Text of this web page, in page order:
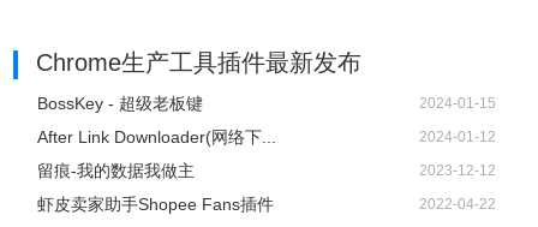
Chrome生产工具插件最新发布
BossKey - 超级老板键 2024-01-15
After Link Downloader(网络下... 2024-01-12
留痕-我的数据我做主 2023-12-12
虾皮卖家助手Shopee Fans插件 2022-04-22